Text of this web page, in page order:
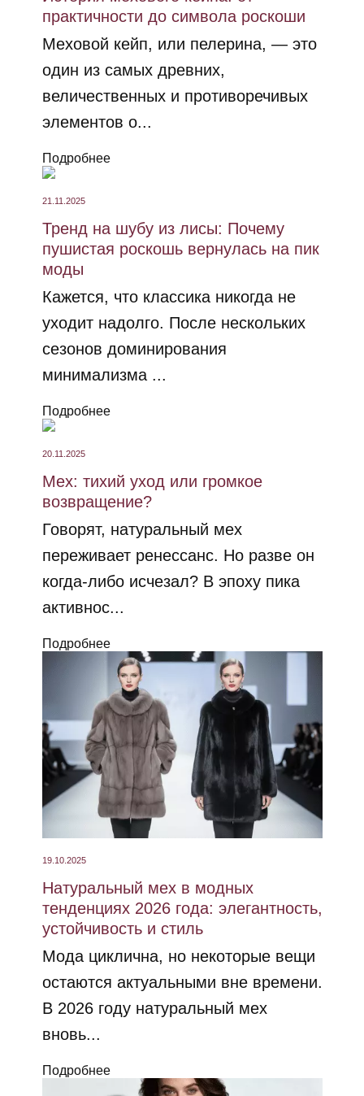
практичности до символа роскоши
Меховой кейп, или пелерина, — это
один из самых древних,
величественных и противоречивых
элементов о...
Подробнее
21.11.2025
Тренд на шубу из лисы: Почему
пушистая роскошь вернулась на пик
моды
Кажется, что классика никогда не
уходит надолго. После нескольких
сезонов доминирования
минимализма ...
Подробнее
20.11.2025
Мех: тихий уход или громкое
возвращение?
Говорят, натуральный мех
переживает ренессанс. Но разве он
когда-либо исчезал? В эпоху пика
активнос...
Подробнее
19.10.2025
Натуральный мех в модных
тенденциях 2026 года: элегантность,
устойчивость и стиль
Мода циклична, но некоторые вещи
остаются актуальными вне времени.
В 2026 году натуральный мех
вновь...
Подробнее